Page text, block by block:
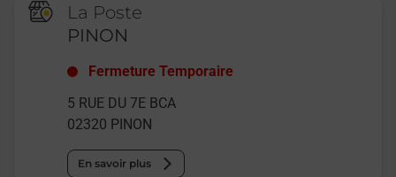
La Poste
PINON
Fermeture Temporaire
5 RUE DU 7E BCA
02320 PINON
En savoir plus